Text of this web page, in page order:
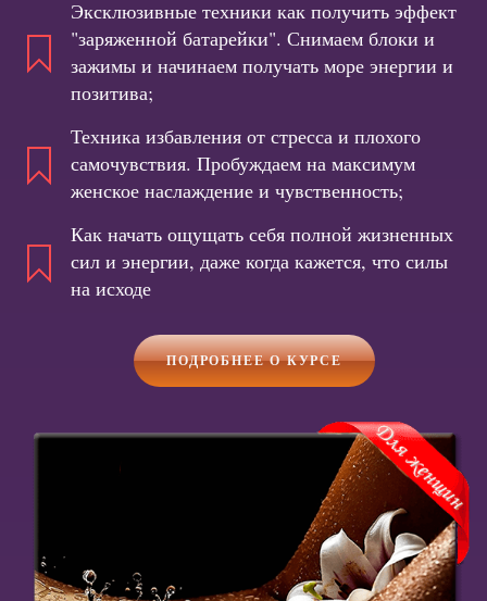
Эксклюзивные техники как получить эффект
"заряженной батарейки". Снимаем блоки и
зажимы и начинаем получать море энергии и
позитива;
Техника избавления от стресса и плохого
самочувствия. Пробуждаем на максимум
женское наслаждение и чувственность;
Как начать ощущать себя полной жизненных
сил и энергии, даже когда кажется, что силы
на исходе
ПОДРОБНЕЕ О КУРСЕ